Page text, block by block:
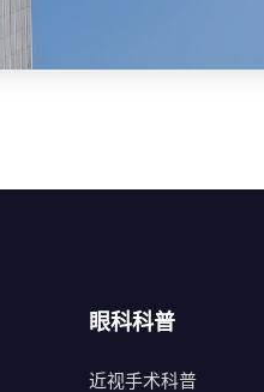
眼科科普
近视手术科普